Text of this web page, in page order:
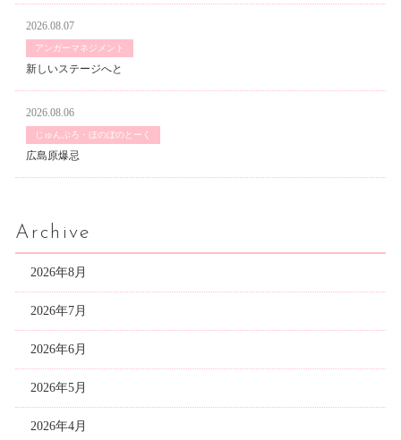
2026.08.07
アンガーマネジメント
新しいステージへと
2026.08.06
じゅんぶろ・ほのぼのとーく
広島原爆忌
Archive
2026年8月
2026年7月
2026年6月
2026年5月
2026年4月